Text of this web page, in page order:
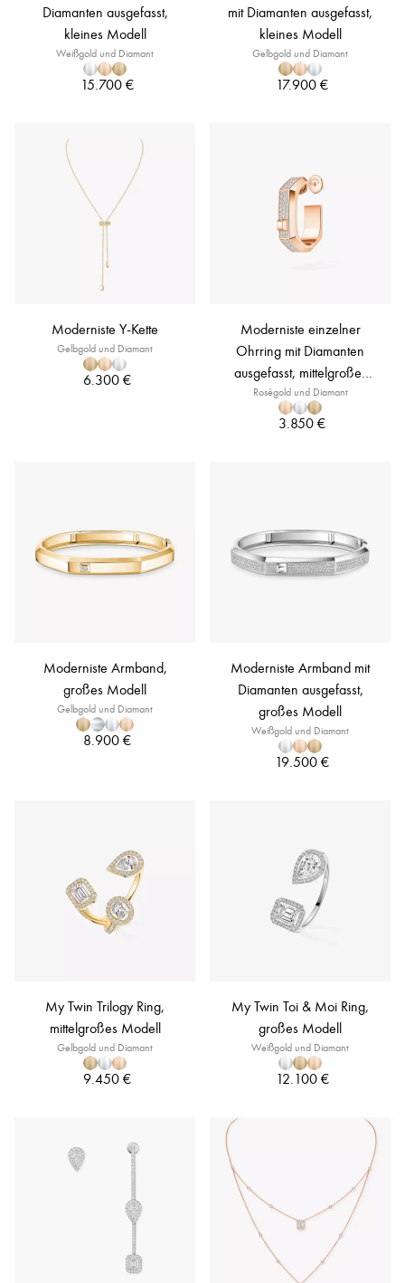
Diamanten ausgefasst,
kleines Modell
Weißgold und Diamant
15.700 €
mit Diamanten ausgefasst,
kleines Modell
Gelbgold und Diamant
17.900 €
Moderniste Y-Kette
Gelbgold und Diamant
6.300 €
Moderniste einzelner
Ohrring mit Diamanten
ausgefasst, mittelgroßes
Modell
Roségold und Diamant
3.850 €
Moderniste Armband,
großes Modell
Gelbgold und Diamant
8.900 €
Moderniste Armband mit
Diamanten ausgefasst,
großes Modell
Weißgold und Diamant
19.500 €
My Twin Trilogy Ring,
mittelgroßes Modell
Gelbgold und Diamant
9.450 €
My Twin Toi & Moi Ring,
großes Modell
Weißgold und Diamant
12.100 €